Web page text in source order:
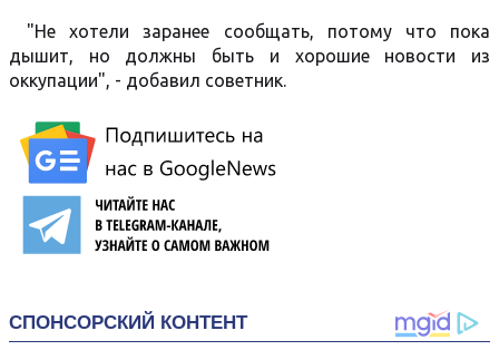
"Не хотели заранее сообщать, потому что пока
дышит, но должны быть и хорошие новости из
оккупации", - добавил советник.